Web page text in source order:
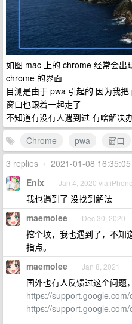
如图 mac 上的 chrome 经常会出
chrome 的界面
目测是由于 pwa 引起的 因为我
窗口也跟着一起走了
不知道有没有人遇到过 有啥解决
Chrome
pwa 窗口
3 replies • 2021-01-08
Enix Jan 4, 2020 via iPhone
我也遇到了 没找到解法
maemolee Dec 30, 2020
挖个坟，我也遇到了，不知
指点。
maemolee Jan 8, 2021
国外也有人反馈过这个问题
https://
https://